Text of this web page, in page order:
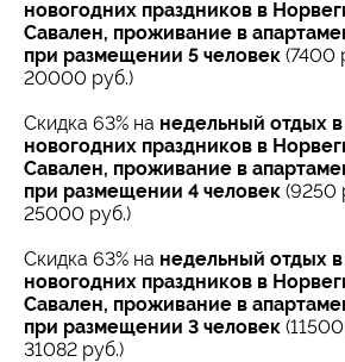
новогодних праздников в
Савален, проживание в
при размещении 5 человек (7400
20000 руб.)
Скидка 63% на недельный отдых
новогодних праздников в
Савален, проживание в
при размещении 4 человек (9250
25000 руб.)
Скидка 63% на недельный отдых
новогодних праздников в
Савален, проживание в
при размещении 3 человек
31082 руб.)